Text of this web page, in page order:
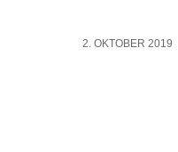
2. OKTOBER 2019
/